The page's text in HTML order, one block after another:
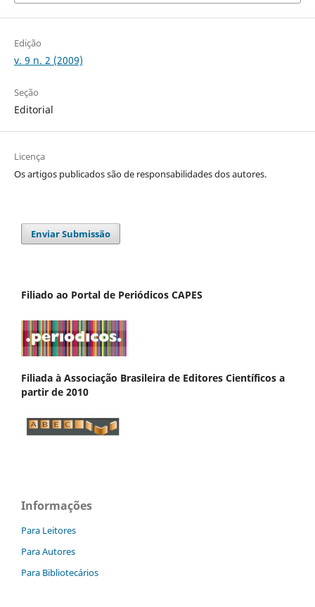
Edição
v. 9 n. 2 (2009)
Seção
Editorial
Licença
Os artigos publicados são de responsabilidades dos autores.
Enviar Submissão
Filiado ao Portal de Periódicos CAPES
Filiada à Associação Brasileira de Editores Científicos a
partir de 2010
Informações
Para Leitores
Para Autores
Para Bibliotecários